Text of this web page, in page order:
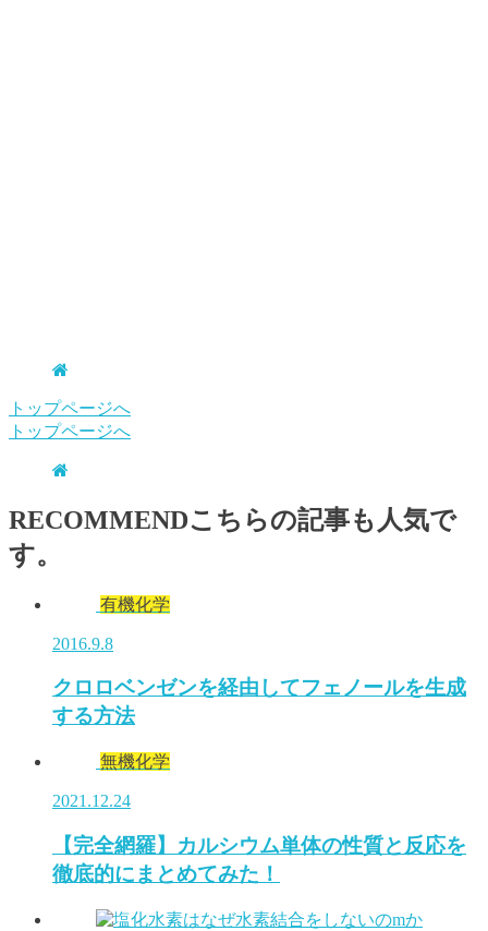
トップページへ
トップページへ
RECOMMENDこちらの記事も人気で
す。
有機化学
2016.9.8
クロロベンゼンを経由してフェノールを生成
する方法
無機化学
2021.12.24
【完全網羅】カルシウム単体の性質と反応を
徹底的にまとめてみた！